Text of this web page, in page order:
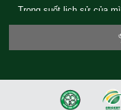
Trong suốt lịch sử của
cuối những năm 80.
giành được 4 danh hiệu
địch County
được giải Cầu thủ
Vào năm 2018,